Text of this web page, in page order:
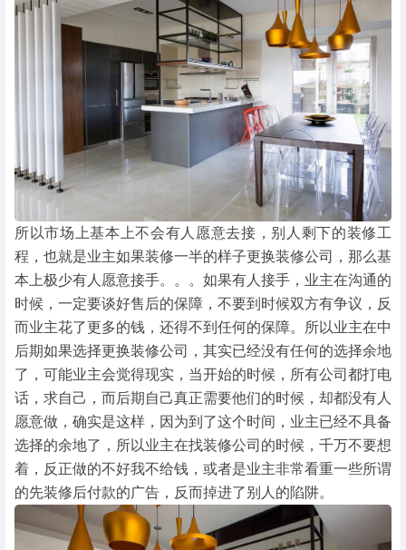
所以市场上基本上不会有人愿意去接，别人剩下的装修工
程，也就是业主如果装修一半的样子更换装修公司，那么基
本上极少有人愿意接手。。。如果有人接手，业主在沟通的
时候，一定要谈好售后的保障，不要到时候双方有争议，反
而业主花了更多的钱，还得不到任何的保障。所以业主在中
后期如果选择更换装修公司，其实已经没有任何的选择余地
了，可能业主会觉得现实，当开始的时候，所有公司都打电
话，求自己，而后期自己真正需要他们的时候，却都没有人
愿意做，确实是这样，因为到了这个时间，业主已经不具备
选择的余地了，所以业主在找装修公司的时候，千万不要想
着，反正做的不好我不给钱，或者是业主非常看重一些所谓
的先装修后付款的广告，反而掉进了别人的陷阱。